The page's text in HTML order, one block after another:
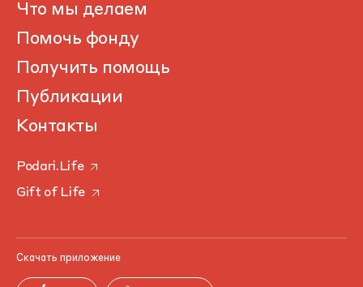
Что мы делаем
Помочь фонду
Получить помощь
Публикации
Контакты
Podari.Life
Gift of Life
Скачать приложение